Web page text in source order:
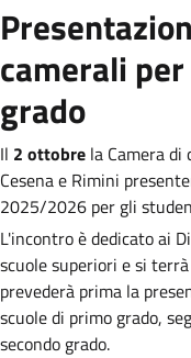
camerali
grado
Il 2 ottobre la Camera
Cesena e Rimini
2025/2026 per gli
L'incontro è dedicato ai
scuole superiori e si terrà
prevederà prima la
scuole di primo grado,
secondo grado.